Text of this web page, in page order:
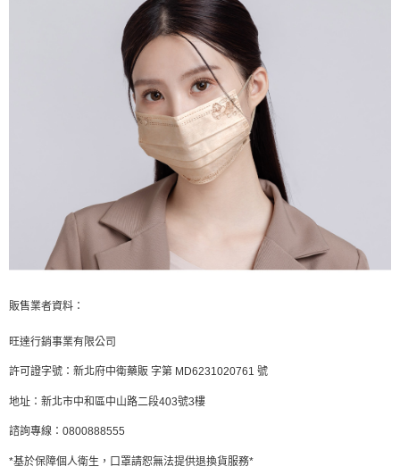
販售業者資料：
旺達行銷事業有限公司
許可證字號：新北府中衛藥販 字第 MD6231020761 號
地址：新北市中和區中山路二段403號3樓
諮詢專線：0800888555
*基於保障個人衛生，口罩請恕無法提供退換貨服務*